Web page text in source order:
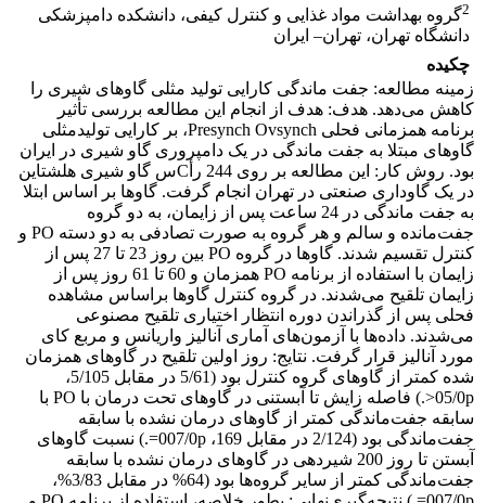
2گروه بهداشت مواد غذایی و کنترل کیفی، دانشکده دامپزشکی
دانشگاه تهران، تهران– ایران
چکیده
زمینه مطالعه: جفت ماندگی کارایی تولید مثلی گاوهای شیری را
کاهش می‌دهد. هدف: هدف از انجام این مطالعه بررسی تأثیر
برنامه همزمانی فحلی ‌Presynch Ovsynch‌، بر کارایی تولیدمثلی
گاوهای مبتلا به جفت ماندگی در یک دامپروری گاو شیری در ایران
بود. روش ‌کار: ‌این مطالعه بر روی 244 رأCس گاو شیری هلشتاین
در یک گاوداری صنعتی در تهران انجام گرفت. گاوها بر اساس ابتلا
به جفت ماندگی در 24 ساعت پس از زایمان، به دو گروه
جفت‌‌مانده و سالم و هر گروه به صورت تصادفی به دو دسته ‌PO‌ و
کنترل تقسیم شدند. گاوها در گروه ‌PO‌ بین روز 23 تا 27 پس از
زایمان با استفاده از برنامه ‌PO‌ همزمان و 60 تا 61 روز پس از
زایمان تلقیح می‌‌شدند. در گروه کنترل گاوها براساس مشاهده
فحلی پس از گذراندن دوره انتظار اختیاری تلقیح مصنوعی
می‌‌شدند. داده‌‌ها با آزمون‌های آماری آنالیز واریانس و مربع کای
مورد آنالیز قرار گرفت. نتایج: روز اولین تلقیح در گاوهای همزمان
شده کمتر از گاوهای گروه کنترل بود (5/61 در مقابل 5/105،
‌05/0p<‌.) فاصله زایش تا آبستنی در گاوهای تحت درمان با ‌PO‌ با
سابقه جفت‌‌ماندگی کمتر از گاوهای درمان نشده با سابقه
جفت‌‌ماندگی بود (2/124 در مقابل 169، ‌007/0p=‌.) نسبت گاوهای
آبستن تا روز 200 شیردهی در گاوهای درمان نشده با سابقه
جفت‌‌ماندگی کمتر از سایر گروه‌‌ها بود (64% در مقابل 3/83%،